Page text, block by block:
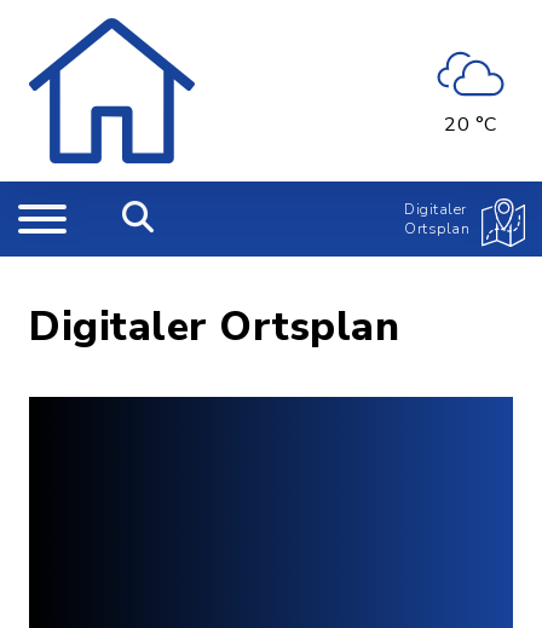
20 °C
Digitaler
Ortsplan
Digitaler Ortsplan